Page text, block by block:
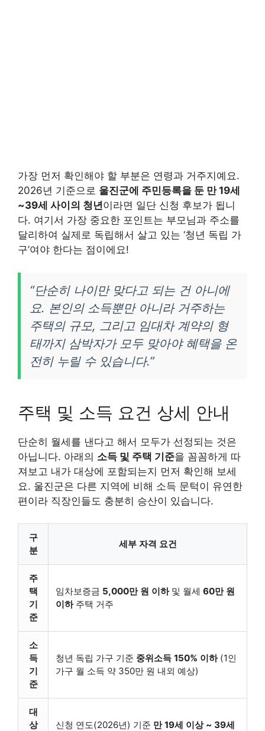
가장 먼저 확인해야 할 부분은 연령과 거주지예요.
2026년 기준으로 울진군에 주민등록을 둔 만 19세
~39세 사이의 청년이라면 일단 신청 후보가 됩니
다. 여기서 가장 중요한 포인트는 부모님과 주소를
달리하여 실제로 독립해서 살고 있는 ‘청년 독립 가
구’여야 한다는 점이에요!
“단순히 나이만 맞다고 되는 건 아니에
요. 본인의 소득뿐만 아니라 거주하는
주택의 규모, 그리고 임대차 계약의 형
태까지 삼박자가 모두 맞아야 혜택을 온
전히 누릴 수 있습니다.”
주택 및 소득 요건 상세 안내
단순히 월세를 낸다고 해서 모두가 선정되는 것은
아닙니다. 아래의 소득 및 주택 기준을 꼼꼼하게 따
져보고 내가 대상에 포함되는지 먼저 확인해 보세
요. 울진군은 다른 지역에 비해 소득 문턱이 유연한
편이라 직장인들도 충분히 승산이 있습니다.
구
분
세부 자격 요건
주
택
기
준
임차보증금 5,000만 원 이하및 월세 60만 원
이하주택 거주
소
득
기
준
청년 독립 가구 기준 중위소득 150% 이하(1인
가구 월 소득 약 350만 원 내외 예상)
대
상
신청 연도(2026년) 기준 만 19세 이상 ~ 39세